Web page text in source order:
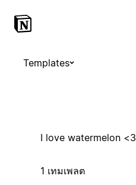
Templates
I love watermelon <3
1 เทมเพลต